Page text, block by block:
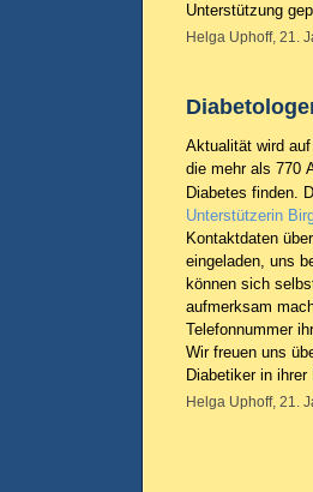
Unterstützung
Helga Uphoff, 21.
Aktualität wird
die mehr als 770
Diabetes finden.
Unterstützerin
Kontaktdaten
eingeladen, uns
können sich
aufmerksam
Telefonnummer
Wir freuen uns
Diabetiker in
Helga Uphoff, 21.